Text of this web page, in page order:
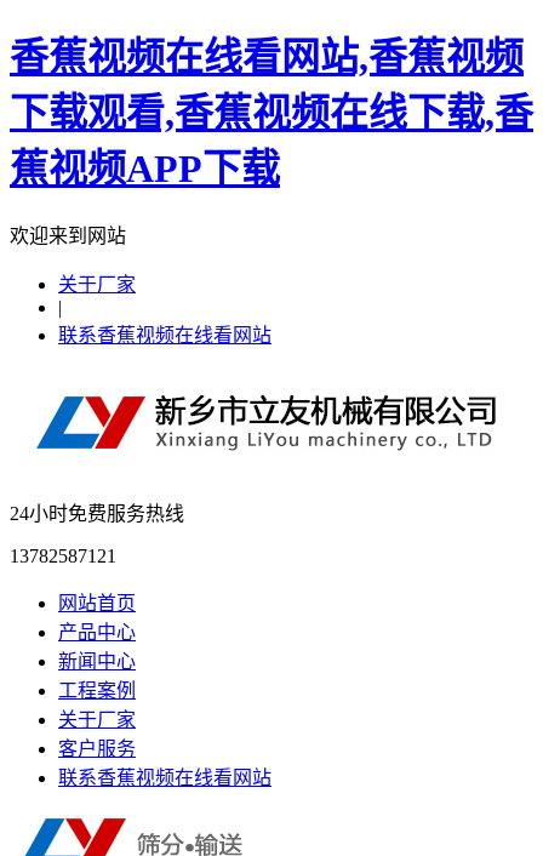
香蕉视频在线看网站,香蕉视频
下载观看,香蕉视频在线下载,香
蕉视频APP下载
欢迎来到网站
关于厂家
|
联系香蕉视频在线看网站
24小时免费服务热线
13782587121
网站首页
产品中心
新闻中心
工程案例
关于厂家
客户服务
联系香蕉视频在线看网站